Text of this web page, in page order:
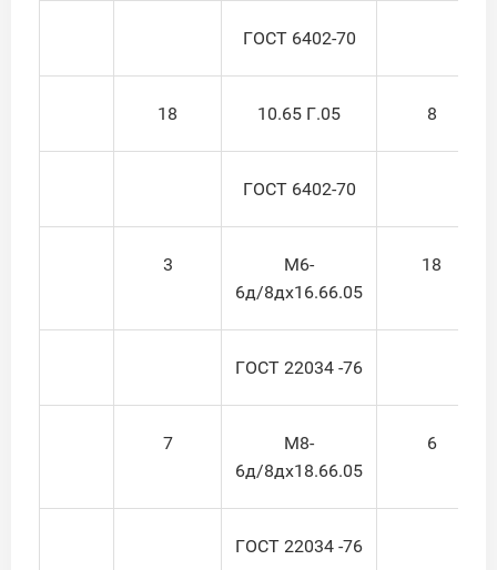
ГОСТ 6402-70
18 10.65 Г.05 8
ГОСТ 6402-70
3
М6-
6д/8дх16.66.05
18
ГОСТ 22034 -76
7
М8-
6д/8дх18.66.05
6
ГОСТ 22034 -76